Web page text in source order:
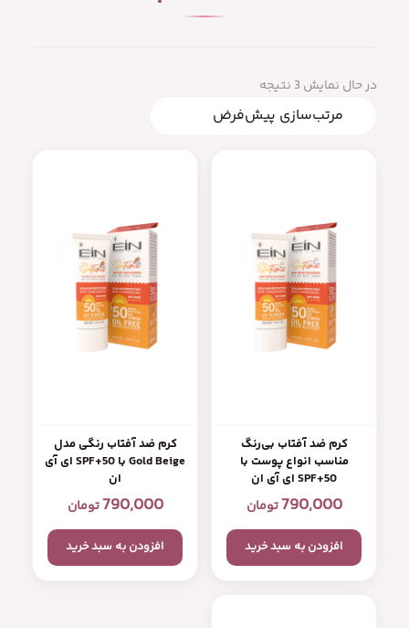
در حال نمایش 3 نتیجه
کرم ضد آفتاب بی‌رنگ
مناسب انواع پوست با
SPF+50 ای آی ان
790,000تومان
افزودن به سبد خرید
کرم ضد آفتاب رنگی مدل
Gold Beige با SPF+50 ای آی
ان
790,000تومان
افزودن به سبد خرید